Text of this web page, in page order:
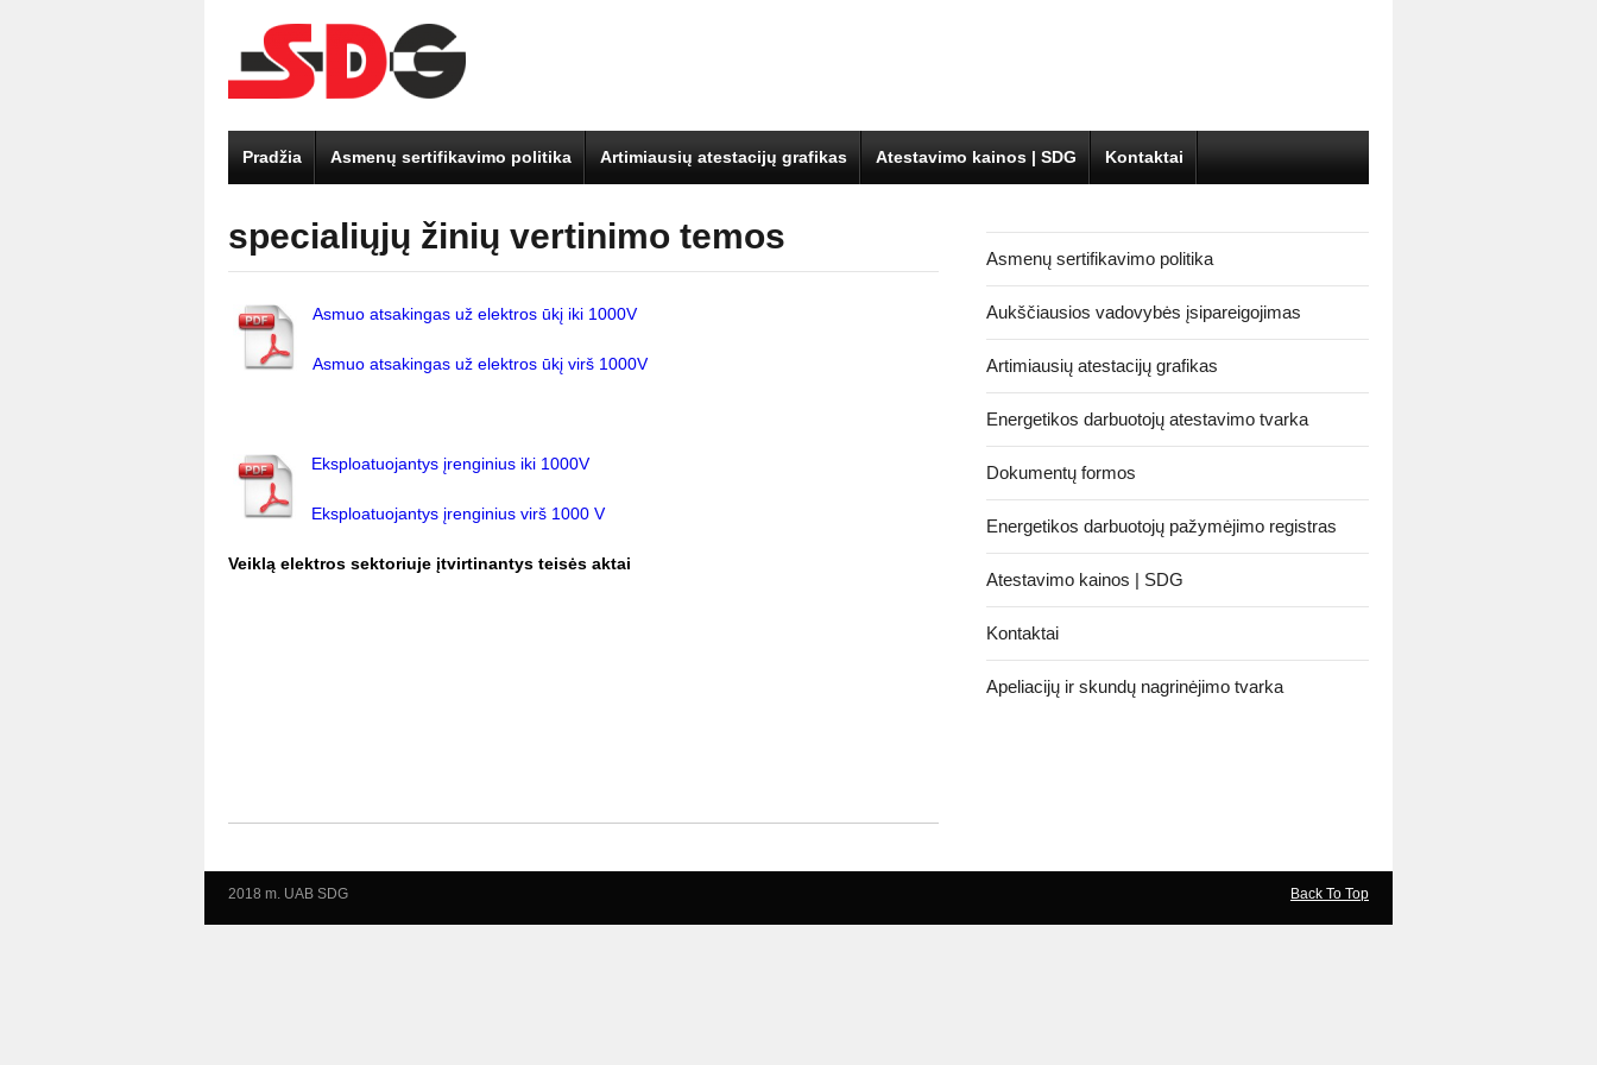
Pradžia Asmenų sertifikavimo politika Artimiausių atestacijų grafikas Atestavimo kainos | SDG Kontaktai
specialiųjų žinių vertinimo temos
Asmuo atsakingas už elektros ūkį iki 1000V
Asmuo atsakingas už elektros ūkį virš 1000V
Eksploatuojantys įrenginius iki 1000V
Eksploatuojantys įrenginius virš 1000 V
Veiklą elektros sektoriuje įtvirtinantys teisės aktai
Asmenų sertifikavimo politika
Aukščiausios vadovybės įsipareigojimas
Artimiausių atestacijų grafikas
Energetikos darbuotojų atestavimo tvarka
Dokumentų formos
Energetikos darbuotojų pažymėjimo registras
Atestavimo kainos | SDG
Kontaktai
Apeliacijų ir skundų nagrinėjimo tvarka
2018 m. UAB SDG Back To Top